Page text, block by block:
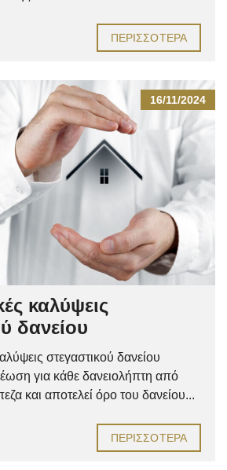
ΠΕΡΙΣΣΌΤΕΡΑ
16/11/2024
καλύψεις
δανείου
στεγαστικού δανείου
για κάθε δανειολήπτη από
και αποτελεί όρο του δανείου...
ΠΕΡΙΣΣΌΤΕΡΑ